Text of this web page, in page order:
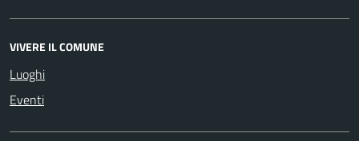
VIVERE IL COMUNE
Luoghi
Eventi